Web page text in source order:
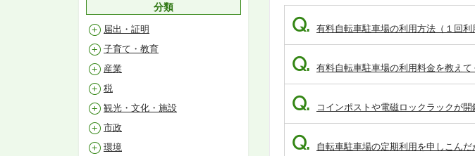
Q. 有料自転車駐車場の利用方法（１回
Q. 有料自転車駐車場の利用料金を教えて
Q. コインポストや電磁ロックラックが
Q.
自転車駐車場の定期利用を申しこん
分類
届出・証明
子育て・教育
産業
税
観光・文化・施設
市政
環境